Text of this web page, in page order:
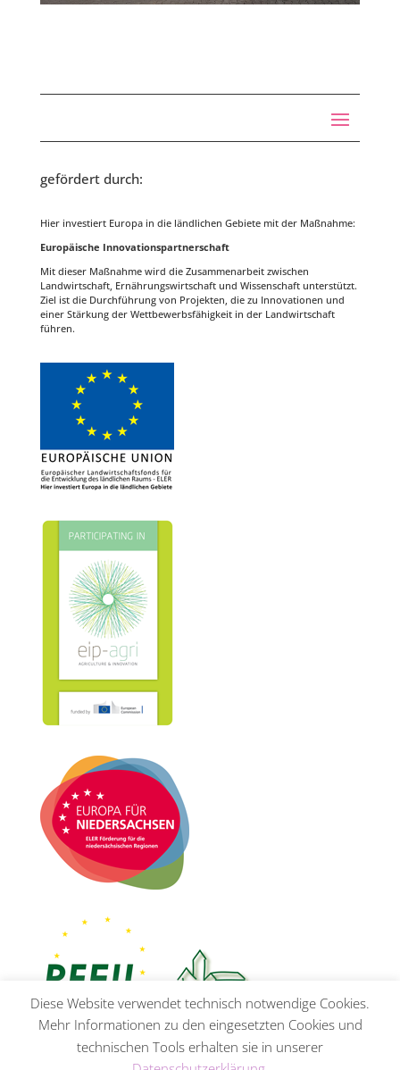
gefördert durch:
Hier investiert Europa in die ländlichen Gebiete mit der Maßnahme:
Europäische Innovationspartnerschaft
Mit dieser Maßnahme wird die Zusammenarbeit zwischen
Landwirtschaft, Ernährungswirtschaft und Wissenschaft unterstützt.
Ziel ist die Durchführung von Projekten, die zu Innovationen und
einer Stärkung der Wettbewerbsfähigkeit in der Landwirtschaft
führen.
Diese Website verwendet technisch notwendige Cookies.
Mehr Informationen zu den eingesetzten Cookies und
technischen Tools erhalten sie in unserer